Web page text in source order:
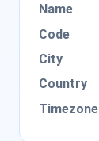
Name
Code
City
Country
Timezone